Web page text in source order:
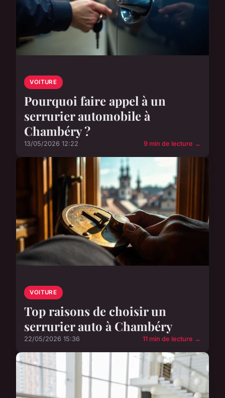
VOITURE
Pourquoi faire appel à un
serrurier automobile à
Chambéry ?
13/05/2026 12:22 9 min de lecture →
VOITURE
Top raisons de choisir un
serrurier auto à Chambéry
22/05/2026 15:36 11 min de lecture →